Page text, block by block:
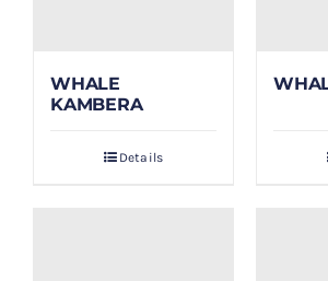
WHALE
KAMBERA
Details